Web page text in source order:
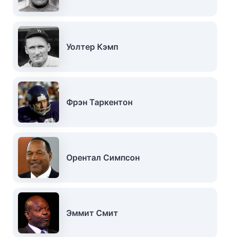
Уолтер Кэмп
Фрэн Таркентон
Орентал Симпсон
Эммит Смит